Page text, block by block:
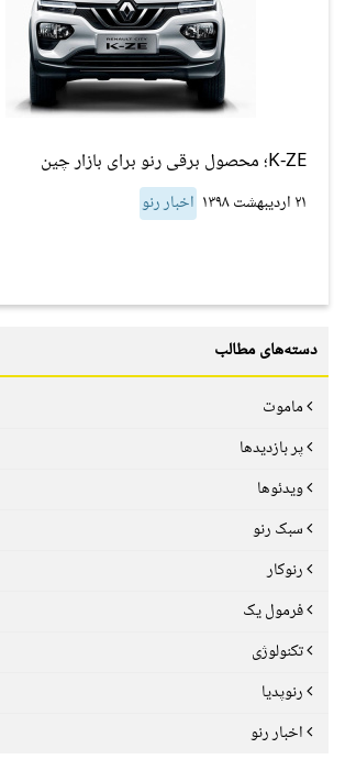
K-ZE؛ محصول برقی رنو برای بازار چین
۲۱ اردیبهشت ۱۳۹۸ اخبار رنو
دسته‌های مطالب
ماموت
پر بازدیدها
ویدئوها
سبک رنو
رنوکار
فرمول یک
تکنولوژی
رنوپدیا
اخبار رنو